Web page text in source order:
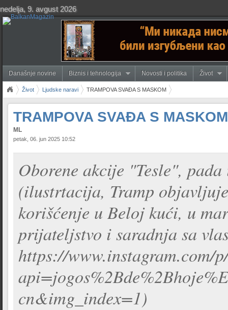
nedelja, 9. avgust 2026
Današnje novine Biznis i tehnologija Novosti i politika Život
Život Ljudske naravi TRAMPOVA SVAĐA S MASKOM
TRAMPOVA SVAĐA S MASKOM
ML
petak, 06. jun 2025 10:52
Oborene akcije "Tesle",
(ilustrtacija, Tramp
korišćenje u Beloj kući, u
prijateljstvo i saradnja sa
https://www.instagram.com/
cn&img_index=1)